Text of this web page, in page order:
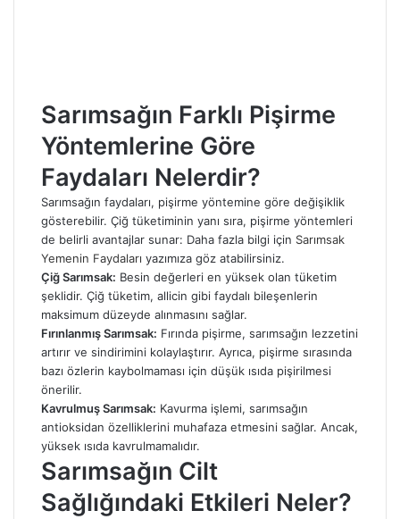
Sarımsağın Farklı Pişirme
Yöntemlerine Göre
Faydaları Nelerdir?
Sarımsağın faydaları, pişirme yöntemine göre değişiklik
gösterebilir. Çiğ tüketiminin yanı sıra, pişirme yöntemleri
de belirli avantajlar sunar: Daha fazla bilgi için Sarımsak
Yemenin Faydaları yazımıza göz atabilirsiniz.
Çiğ Sarımsak: Besin değerleri en yüksek olan tüketim
şeklidir. Çiğ tüketim, allicin gibi faydalı bileşenlerin
maksimum düzeyde alınmasını sağlar.
Fırınlanmış Sarımsak: Fırında pişirme, sarımsağın lezzetini
artırır ve sindirimini kolaylaştırır. Ayrıca, pişirme sırasında
bazı özlerin kaybolmaması için düşük ısıda pişirilmesi
önerilir.
Kavrulmuş Sarımsak: Kavurma işlemi, sarımsağın
antioksidan özelliklerini muhafaza etmesini sağlar. Ancak,
yüksek ısıda kavrulmamalıdır.
Sarımsağın Cilt
Sağlığındaki Etkileri Neler?